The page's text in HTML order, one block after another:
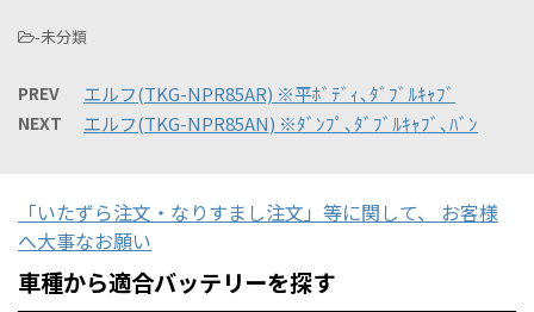
-未分類
PREV エルフ(TKG-NPR85AR) ※平ﾎﾞﾃﾞｨ､ﾀﾞﾌﾞﾙｷｬﾌﾞ
NEXT エルフ(TKG-NPR85AN) ※ﾀﾞﾝﾌﾟ､ﾀﾞﾌﾞﾙｷｬﾌﾞ､ﾊﾞﾝ
「いたずら注文・なりすまし注文」等に関して、 お客様
へ大事なお願い
車種から適合バッテリーを探す